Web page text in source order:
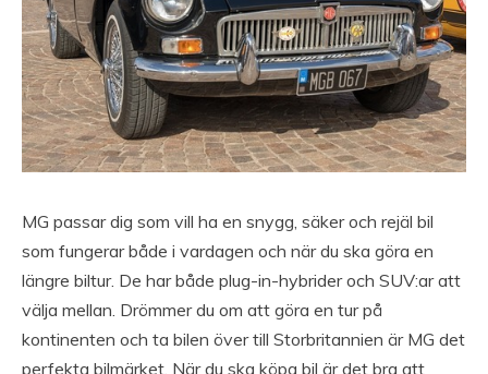
MG passar dig som vill ha en snygg, säker och rejäl bil
som fungerar både i vardagen och när du ska göra en
längre biltur. De har både plug-in-hybrider och SUV:ar att
välja mellan. Drömmer du om att göra en tur på
kontinenten och ta bilen över till Storbritannien är MG det
perfekta bilmärket. När du ska köpa bil är det bra att